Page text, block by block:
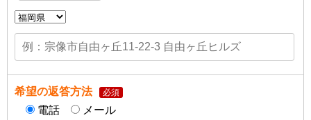
希望の返答方法 必須
電話 メール